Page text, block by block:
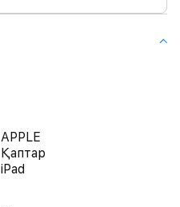
APPLE
Қаптар
iPad